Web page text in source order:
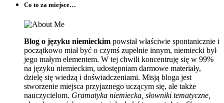
Co to za miejsce…
Blog o języku niemieckim powstał właściwie spontanicznie i
początkowo miał być o czymś zupełnie innym, niemiecki był
jego małym elementem. W tej chwili koncentruję się w 99%
na języku niemieckim, udostępniam darmowe materiały,
dzielę się wiedzą i doświadczeniami. Misją bloga jest
stworzenie miejsca przyjaznego uczącym się, ale także
nauczycielom. Gramatyka niemiecka, słowniki tematyczne,